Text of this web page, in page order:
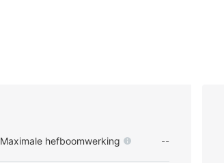
Maximale hefboomwerking --